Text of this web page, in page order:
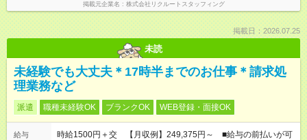
掲載元企業名 株式会社リクルートスタッフィング
掲載日：2026.07.25
未読
未経験でも大丈夫＊17時半までのお仕事＊請求処
理業務など
派遣 職種未経験OK ブランクOK WEB登録・面接OK
給与
時給1500円＋交 【月収例】249,375円～ ■給与の前払いが可